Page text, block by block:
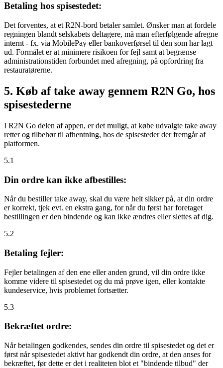
Betaling hos spisestedet:
Det forventes, at et R2N-bord betaler samlet. Ønsker man at fordele
regningen blandt selskabets deltagere, må man efterfølgende afregne
internt - fx. via MobilePay eller bankoverførsel til den som har lagt
ud. Formålet er at minimere risikoen for fejl samt at begrænse
administrationstiden forbundet med afregning, på opfordring fra
restauratørerne.
5. Køb af take away gennem R2N Go, hos
spisestederne
I R2N Go delen af appen, er det muligt, at købe udvalgte take away
retter og tilbehør til afhentning, hos de spisesteder der fremgår af
platformen.
5.1
Din ordre kan ikke afbestilles:
Når du bestiller take away, skal du være helt sikker på, at din ordre
er korrekt, tjek evt. en ekstra gang, for når du først har foretaget
bestillingen er den bindende og kan ikke ændres eller slettes af dig.
5.2
Betaling fejler:
Fejler betalingen af den ene eller anden grund, vil din ordre ikke
komme videre til spisestedet og du må prøve igen, eller kontakte
kundeservice, hvis problemet fortsætter.
5.3
Bekræftet ordre:
Når betalingen godkendes, sendes din ordre til spisestedet og det er
først når spisestedet aktivt har godkendt din ordre, at den anses for
bekræftet, før dette er det i realiteten blot et "bindende tilbud" der